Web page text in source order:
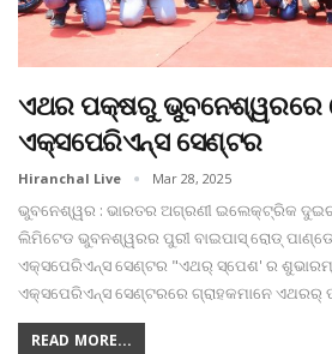
ଏଥର ପକ୍ଷରୁ ଭୁବନେଶ୍ୱରରେ
ଏକ୍ସପେରିଏନ୍ସ ସେଣ୍ଟର
Hiranchal Live Mar 28, 2025
ଭୁବନେଶ୍ୱର : ଭାରତର ଅଗ୍ରଣୀ ଇଲେକ୍ଟ୍ରିକ
ଲିମିଟେଡ ଭୁବନଶ୍ୱରର ପୁରୀ ବାଇପାସ୍ ରୋଡ୍
ଏକ୍ସପେରିଏନ୍ସ ସେଣ୍ଟର "ଏଥର୍ ସ୍ପେଶ' ର
ଏକ୍ସପେରିଏନ୍ସ ସେଣ୍ଟରରେ ଗ୍ରାହକମାନେ ଏଥରର୍
READ MORE...